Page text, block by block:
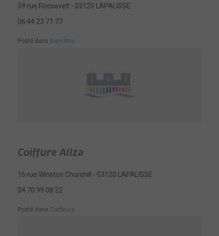
59 rue Roosevelt - 03120 LAPALISSE
06 44 23 71 77
Posté dans Bien-être
Coiffure Aliza
16 rue Winston Churchill - 03120 LAPALISSE
04 70 99 08 22
Posté dans Coiffeurs